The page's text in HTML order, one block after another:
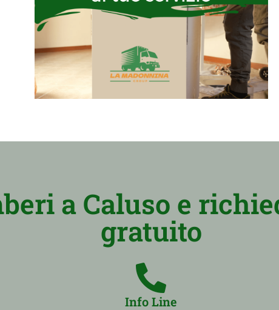
a Caluso e
gratuito
Info Line